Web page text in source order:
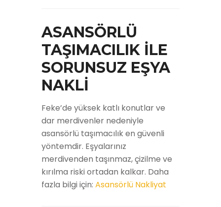
ASANSÖRLÜ
TAŞIMACILIK İLE
SORUNSUZ EŞYA
NAKLİ
Feke’de yüksek katlı konutlar ve
dar merdivenler nedeniyle
asansörlü taşımacılık en güvenli
yöntemdir. Eşyalarınız
merdivenden taşınmaz, çizilme ve
kırılma riski ortadan kalkar. Daha
fazla bilgi için: Asansörlü Nakliyat